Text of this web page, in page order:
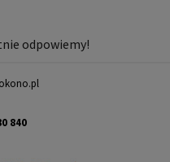
odpowiemy!
840